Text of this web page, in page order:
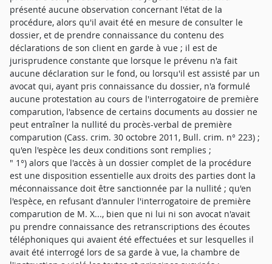
présenté aucune observation concernant l'état de la
procédure, alors qu'il avait été en mesure de consulter le
dossier, et de prendre connaissance du contenu des
déclarations de son client en garde à vue ; il est de
jurisprudence constante que lorsque le prévenu n'a fait
aucune déclaration sur le fond, ou lorsqu'il est assisté par un
avocat qui, ayant pris connaissance du dossier, n'a formulé
aucune protestation au cours de l'interrogatoire de première
comparution, l'absence de certains documents au dossier ne
peut entraîner la nullité du procès-verbal de première
comparution (Cass. crim. 30 octobre 2011, Bull. crim. n° 223) ;
qu'en l'espèce les deux conditions sont remplies ;
" 1°) alors que l'accès à un dossier complet de la procédure
est une disposition essentielle aux droits des parties dont la
méconnaissance doit être sanctionnée par la nullité ; qu'en
l'espèce, en refusant d'annuler l'interrogatoire de première
comparution de M. X..., bien que ni lui ni son avocat n'avait
pu prendre connaissance des retranscriptions des écoutes
téléphoniques qui avaient été effectuées et sur lesquelles il
avait été interrogé lors de sa garde à vue, la chambre de